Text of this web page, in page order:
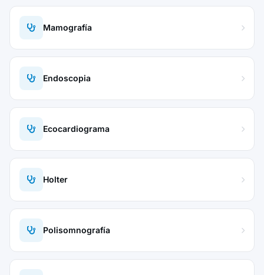
Mamografía
Endoscopia
Ecocardiograma
Holter
Polisomnografía